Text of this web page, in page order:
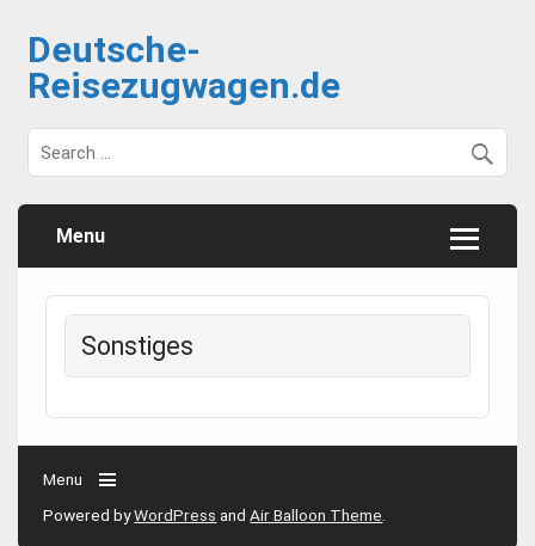
Deutsche-
Reisezugwagen.de
Menu
Sonstiges
Menu
Powered byWordPress andAir Balloon Theme.